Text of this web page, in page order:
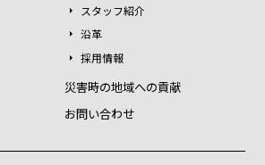
スタッフ紹介
沿革
採用情報
災害時の地域への貢献
お問い合わせ